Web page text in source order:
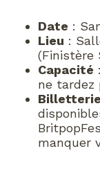
Date :
Lieu :
(Finistère
Capacité
ne tardez
Billetterie
manquer